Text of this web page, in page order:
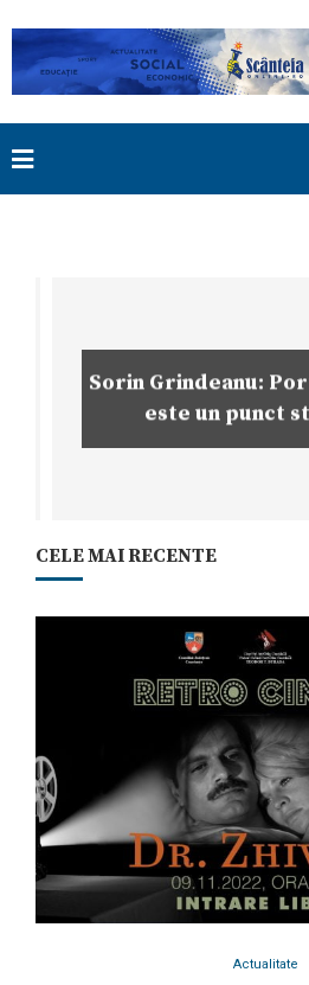
Sorin Grindeanu:
este un punct
CELE MAI RECENTE
Actualitate